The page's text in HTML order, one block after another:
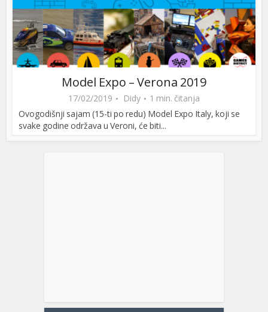
Model Expo – Verona 2019
17/02/2019 Didy
1 min. čitanja
Ovogodišnji sajam (15-ti po redu) Model Expo Italy, koji se
svake godine održava u Veroni, će biti...